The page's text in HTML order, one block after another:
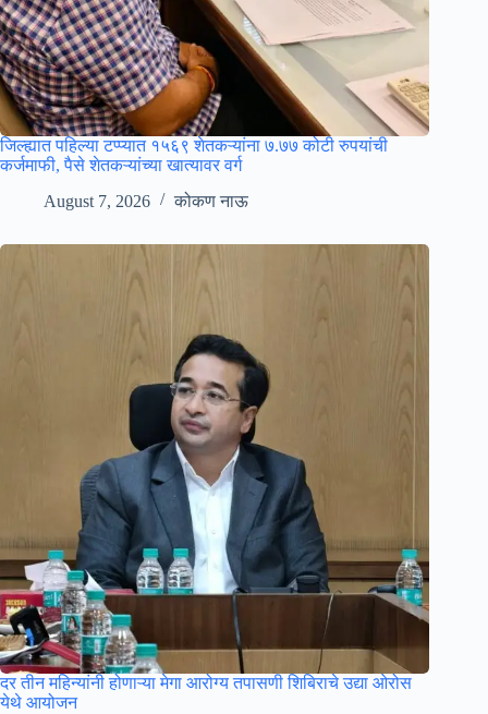
जिल्ह्यात पहिल्या टप्प्यात १५६९ शेतकऱ्यांना ७.७७ कोटी रुपयांची
कर्जमाफी, पैसे शेतकऱ्यांच्या खात्यावर वर्ग
August 7, 2026
कोकण नाऊ
दर तीन महिन्यांनी होणाऱ्या मेगा आरोग्य तपासणी शिबिराचे उद्या ओरोस
येथे आयोजन